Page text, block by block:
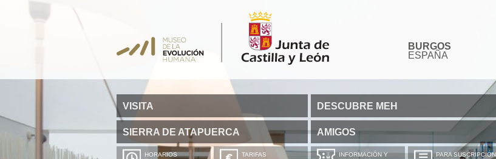
BURGOS
ESPAÑA
VISITA DESCUBRE MEH
SIERRA DE ATAPUERCA AMIGOS
HORARIOS TARIFAS
INFORMACIÓN Y
PARA SUSCRIPCIÓN